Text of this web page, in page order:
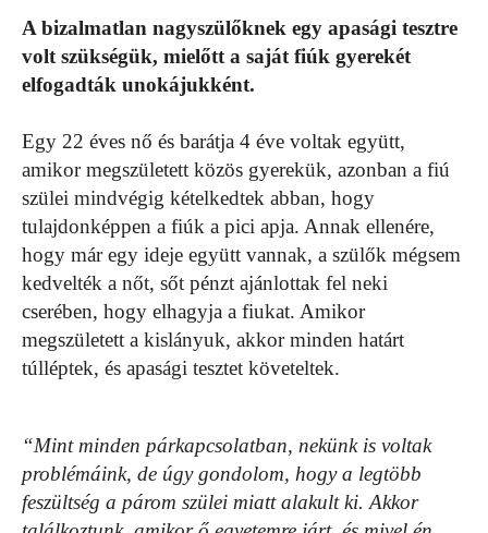
A bizalmatlan nagyszülőknek egy apasági tesztre
volt szükségük, mielőtt a saját fiúk gyerekét
elfogadták unokájukként.
Egy 22 éves nő és barátja 4 éve voltak együtt,
amikor megszületett közös gyerekük, azonban a fiú
szülei mindvégig kételkedtek abban, hogy
tulajdonképpen a fiúk a pici apja. Annak ellenére,
hogy már egy ideje együtt vannak, a szülők mégsem
kedvelték a nőt, sőt pénzt ajánlottak fel neki
cserében, hogy elhagyja a fiukat. Amikor
megszületett a kislányuk, akkor minden határt
túlléptek, és apasági tesztet követeltek.
“Mint minden párkapcsolatban, nekünk is voltak
problémáink, de úgy gondolom, hogy a legtöbb
feszültség a párom szülei miatt alakult ki. Akkor